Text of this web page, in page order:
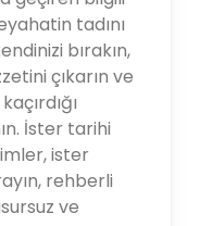
tadını
bırakın,
çıkarın ve
İster tarihi
ister
rehberli
ve